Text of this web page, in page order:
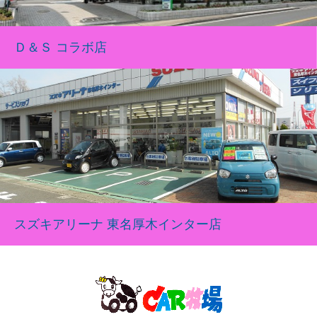
Ｄ＆Ｓ コラボ店
スズキアリーナ 東名厚木インター店